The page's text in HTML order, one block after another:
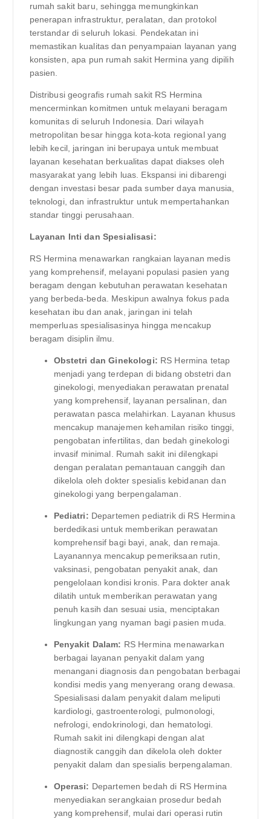
rumah sakit baru, sehingga memungkinkan
penerapan infrastruktur, peralatan, dan protokol
terstandar di seluruh lokasi. Pendekatan ini
memastikan kualitas dan penyampaian layanan yang
konsisten, apa pun rumah sakit Hermina yang dipilih
pasien.
Distribusi geografis rumah sakit RS Hermina
mencerminkan komitmen untuk melayani beragam
komunitas di seluruh Indonesia. Dari wilayah
metropolitan besar hingga kota-kota regional yang
lebih kecil, jaringan ini berupaya untuk membuat
layanan kesehatan berkualitas dapat diakses oleh
masyarakat yang lebih luas. Ekspansi ini dibarengi
dengan investasi besar pada sumber daya manusia,
teknologi, dan infrastruktur untuk mempertahankan
standar tinggi perusahaan.
Layanan Inti dan Spesialisasi:
RS Hermina menawarkan rangkaian layanan medis
yang komprehensif, melayani populasi pasien yang
beragam dengan kebutuhan perawatan kesehatan
yang berbeda-beda. Meskipun awalnya fokus pada
kesehatan ibu dan anak, jaringan ini telah
memperluas spesialisasinya hingga mencakup
beragam disiplin ilmu.
Obstetri dan Ginekologi: RS Hermina tetap
menjadi yang terdepan di bidang obstetri dan
ginekologi, menyediakan perawatan prenatal
yang komprehensif, layanan persalinan, dan
perawatan pasca melahirkan. Layanan khusus
mencakup manajemen kehamilan risiko tinggi,
pengobatan infertilitas, dan bedah ginekologi
invasif minimal. Rumah sakit ini dilengkapi
dengan peralatan pemantauan canggih dan
dikelola oleh dokter spesialis kebidanan dan
ginekologi yang berpengalaman.
Pediatri: Departemen pediatrik di RS Hermina
berdedikasi untuk memberikan perawatan
komprehensif bagi bayi, anak, dan remaja.
Layanannya mencakup pemeriksaan rutin,
vaksinasi, pengobatan penyakit anak, dan
pengelolaan kondisi kronis. Para dokter anak
dilatih untuk memberikan perawatan yang
penuh kasih dan sesuai usia, menciptakan
lingkungan yang nyaman bagi pasien muda.
Penyakit Dalam: RS Hermina menawarkan
berbagai layanan penyakit dalam yang
menangani diagnosis dan pengobatan berbagai
kondisi medis yang menyerang orang dewasa.
Spesialisasi dalam penyakit dalam meliputi
kardiologi, gastroenterologi, pulmonologi,
nefrologi, endokrinologi, dan hematologi.
Rumah sakit ini dilengkapi dengan alat
diagnostik canggih dan dikelola oleh dokter
penyakit dalam dan spesialis berpengalaman.
Operasi: Departemen bedah di RS Hermina
menyediakan serangkaian prosedur bedah
yang komprehensif, mulai dari operasi rutin